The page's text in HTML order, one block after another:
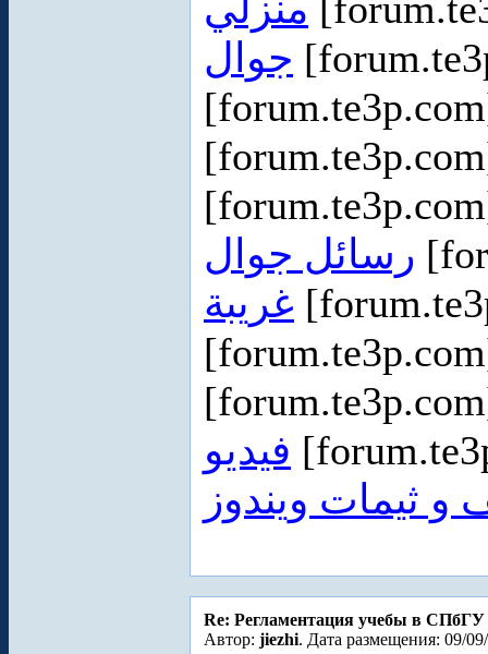
جوال
رسائل جوال
غريبة
فيديو
ثيمات ويندوز
Re: Регламентация учебы в СПбГУ
Автор: jiezhi. Дата размещения: 09/